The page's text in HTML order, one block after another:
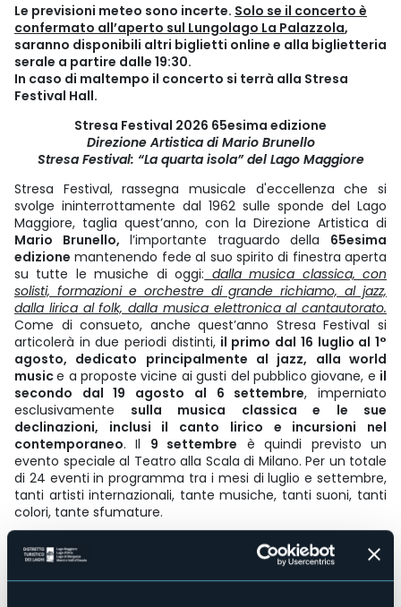
Le previsioni meteo sono incerte. Solo se il concerto è
confermato all’aperto sul Lungolago La Palazzola,
saranno disponibili altri biglietti online e alla biglietteria
serale a partire dalle 19:30.
In caso di maltempo il concerto si terrà alla Stresa
Festival Hall.
Stresa Festival 2026 65esima edizione
Direzione Artistica di Mario Brunello
Stresa Festival: “La quarta isola” del Lago Maggiore
Stresa Festival, rassegna musicale d'eccellenza che si
svolge ininterrottamente dal 1962 sulle sponde del Lago
Maggiore, taglia quest’anno, con la Direzione Artistica di
Mario Brunello, l’importante traguardo della 65esima
edizione mantenendo fede al suo spirito di finestra aperta
su tutte le musiche di oggi: dalla musica classica, con
solisti, formazioni e orchestre di grande richiamo, al jazz,
dalla lirica al folk, dalla musica elettronica al cantautorato.
Come di consueto, anche quest’anno Stresa Festival si
articolerà in due periodi distinti,il primo dal 16 luglio al 1°
agosto, dedicato principalmente al jazz, alla world
musice a proposte vicine ai gusti del pubblico giovane, e il
secondo dal 19 agosto al 6 settembre, imperniato
esclusivamente sulla musica classica e le sue
declinazioni, inclusi il canto lirico e incursioni nel
contemporaneo. Il 9 settembre è quindi previsto un
evento speciale al Teatro alla Scala di Milano. Per un totale
di 24 eventi in programma tra i mesi di luglio e settembre,
tanti artisti internazionali, tante musiche, tanti suoni, tanti
colori, tante sfumature.
Sabato 1 agosto 2026 alle ore 21:00 | Isola dei
Pescatorisi terrà il concerto open airLorenzo Senni.